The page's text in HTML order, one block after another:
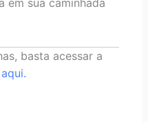
em sua caminhada
basta acessar a
aqui.